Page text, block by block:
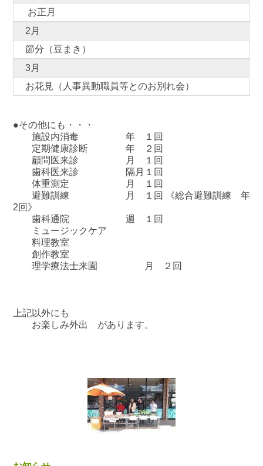
お正月
2月
節分（豆まき）
3月
お花見（人事異動職員等とのお別れ会）
●その他にも・・・
施設内消毒 年 １回
定期健康診断 年 ２回
顧問医来診 月 １回
歯科医来診 隔月１回
体重測定 月 １回
避難訓練 月 １回 《総合避難訓練 年
2回》
歯科通院 週 １回
ミュージックケア
料理教室
創作教室
理学療法士来園 月 ２回
上記以外にも
お楽しみ外出 があります。